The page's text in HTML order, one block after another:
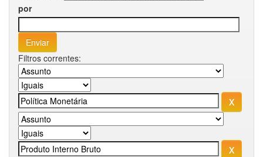
por
Filtros correntes: